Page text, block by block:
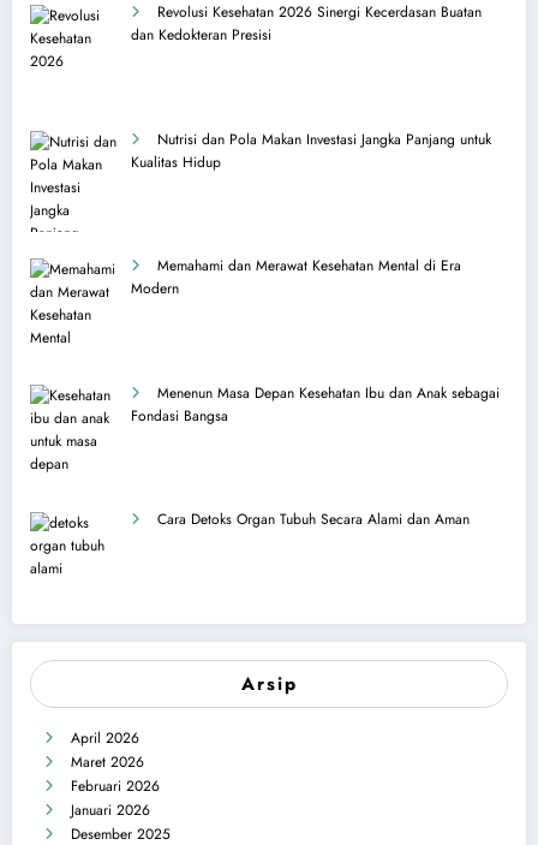
Revolusi Kesehatan 2026 Sinergi Kecerdasan Buatan
dan Kedokteran Presisi
Nutrisi dan Pola Makan Investasi Jangka Panjang untuk
Kualitas Hidup
Memahami dan Merawat Kesehatan Mental di Era
Modern
Menenun Masa Depan Kesehatan Ibu dan Anak sebagai
Fondasi Bangsa
Cara Detoks Organ Tubuh Secara Alami dan Aman
Arsip
April 2026
Maret 2026
Februari 2026
Januari 2026
Desember 2025